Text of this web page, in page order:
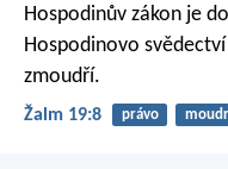
Hospodinův zákon je
Hospodinovo
zmoudří.
Žalm 19:8 právo